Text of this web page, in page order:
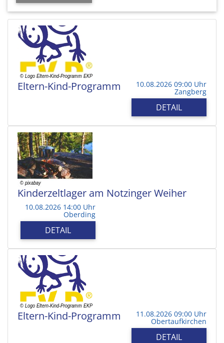
Eltern-Kind-Programm 10.08.2026 09:00 Uhr
Zangberg
DETAIL
Kinderzeltlager am Notzinger Weiher
10.08.2026 14:00 Uhr
Oberding
DETAIL
Eltern-Kind-Programm 11.08.2026 09:00 Uhr
Obertaufkirchen
DETAIL